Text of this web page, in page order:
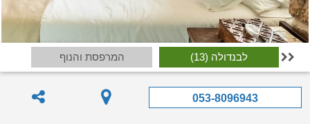
לבנדולה (13) המרפסת והנוף 
053-8096943